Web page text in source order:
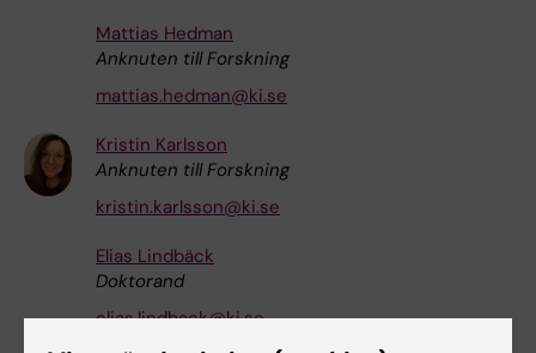
Mattias Hedman
Anknuten till Forskning
mattias.hedman@ki.se
Kristin Karlsson
Anknuten till Forskning
kristin.karlsson@ki.se
Elias Lindbäck
Doktorand
elias.lindback@ki.se